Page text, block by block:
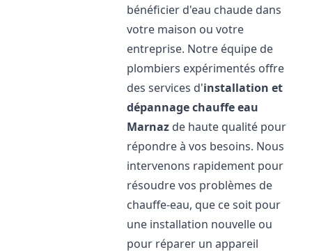
bénéficier d'eau chaude dans
votre maison ou votre
entreprise. Notre équipe de
plombiers expérimentés offre
des services d'installation et
dépannage chauffe eau
Marnaz de haute qualité pour
répondre à vos besoins. Nous
intervenons rapidement pour
résoudre vos problèmes de
chauffe-eau, que ce soit pour
une installation nouvelle ou
pour réparer un appareil